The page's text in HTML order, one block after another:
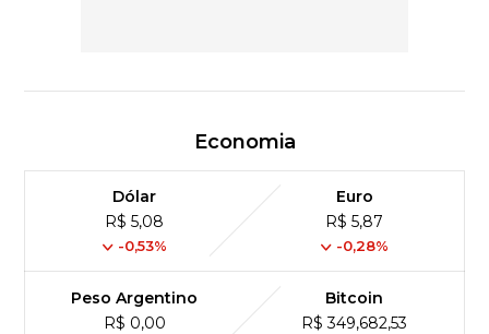
Economia
Dólar
R$ 5,08
-0,53%
Euro
R$ 5,87
-0,28%
Peso Argentino
R$ 0,00
Bitcoin
R$ 349,682,53